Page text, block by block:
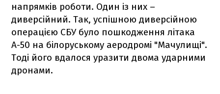
напрямків роботи. Один із них –
диверсійний. Так, успішною диверсійною
операцією СБУ було пошкодження літака
А-50 на білоруському аеродромі "Мачулищі".
Тоді його вдалося уразити двома ударними
дронами.